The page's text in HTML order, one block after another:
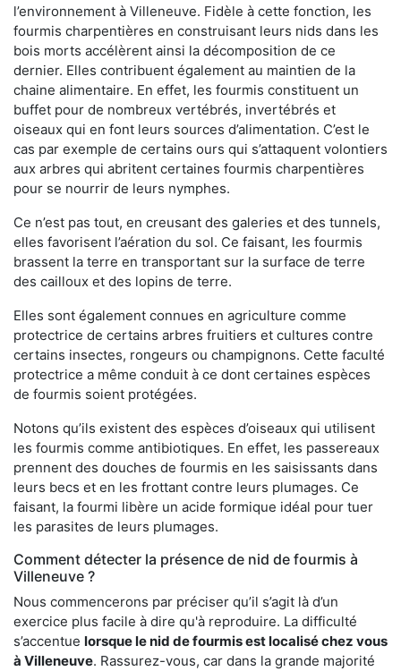
l’environnement à Villeneuve. Fidèle à cette fonction, les
fourmis charpentières en construisant leurs nids dans les
bois morts accélèrent ainsi la décomposition de ce
dernier. Elles contribuent également au maintien de la
chaine alimentaire. En effet, les fourmis constituent un
buffet pour de nombreux vertébrés, invertébrés et
oiseaux qui en font leurs sources d’alimentation. C’est le
cas par exemple de certains ours qui s’attaquent volontiers
aux arbres qui abritent certaines fourmis charpentières
pour se nourrir de leurs nymphes.
Ce n’est pas tout, en creusant des galeries et des tunnels,
elles favorisent l’aération du sol. Ce faisant, les fourmis
brassent la terre en transportant sur la surface de terre
des cailloux et des lopins de terre.
Elles sont également connues en agriculture comme
protectrice de certains arbres fruitiers et cultures contre
certains insectes, rongeurs ou champignons. Cette faculté
protectrice a même conduit à ce dont certaines espèces
de fourmis soient protégées.
Notons qu’ils existent des espèces d’oiseaux qui utilisent
les fourmis comme antibiotiques. En effet, les passereaux
prennent des douches de fourmis en les saisissants dans
leurs becs et en les frottant contre leurs plumages. Ce
faisant, la fourmi libère un acide formique idéal pour tuer
les parasites de leurs plumages.
Comment détecter la présence de nid de fourmis à
Villeneuve ?
Nous commencerons par préciser qu’il s’agit là d’un
exercice plus facile à dire qu'à reproduire. La difficulté
s’accentue lorsque le nid de fourmis est localisé chez vous
à Villeneuve. Rassurez-vous, car dans la grande majorité